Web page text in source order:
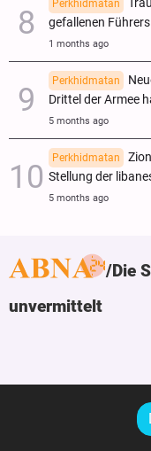
Perkhidmatan
gefallenen
1 months ago
Perkhidmatan
Drittel der Armee
5 months ago
Perkhidmatan
Stellung der
5 months ago
Die
unvermittelt